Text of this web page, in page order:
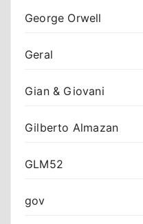
George Orwell
Geral
Gian & Giovani
Gilberto Almazan
GLM52
gov